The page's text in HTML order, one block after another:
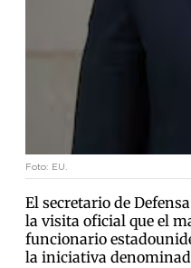
Foto: EU.
El secretario de
la visita oficial que el
funcionario
la iniciativa